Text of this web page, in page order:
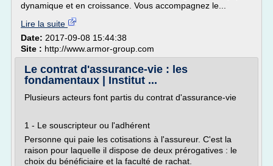
dynamique et en croissance. Vous accompagnez le...
Lire la suite
Date: 2017-09-08 15:44:38
Site : http://www.armor-group.com
Le contrat d'assurance-vie : les
fondamentaux | Institut ...
Plusieurs acteurs font partis du contrat d'assurance-vie
1 - Le souscripteur ou l'adhérent
Personne qui paie les cotisations à l'assureur. C'est la
raison pour laquelle il dispose de deux prérogatives : le
choix du bénéficiaire et la faculté de rachat.